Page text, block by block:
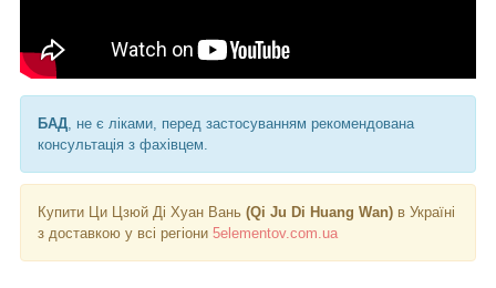
БАД, не є ліками, перед застосуванням рекомендована
консультація з фахівцем.
Купити Ци Цзюй Ді Хуан Вань (Qi Ju Di Huang Wan) в Україні
з доставкою у всі регіони 5elementov.com.ua